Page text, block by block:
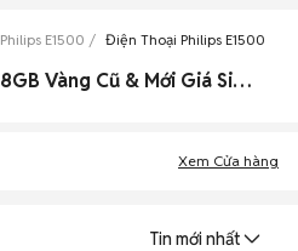
Philips E1500 Điện Thoại Philips E1500
Điện Thoại Philips E1500 8GB Vàng Cũ & Mới Giá Siêu Rẻ
Xem Cửa hàng
Tin mới nhất